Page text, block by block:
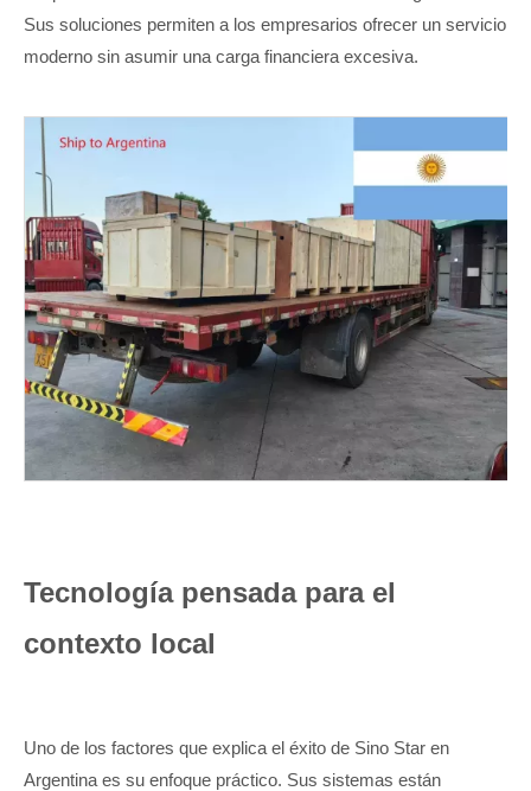
Sus soluciones permiten a los empresarios ofrecer un servicio
moderno sin asumir una carga financiera excesiva.
Tecnología pensada para el
contexto local
Uno de los factores que explica el éxito de Sino Star en
Argentina es su enfoque práctico. Sus sistemas están